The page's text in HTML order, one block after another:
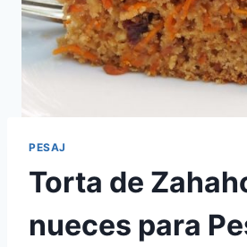
PESAJ
Torta de
nueces para